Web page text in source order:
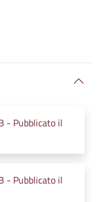
- Pubblicato il
- Pubblicato il